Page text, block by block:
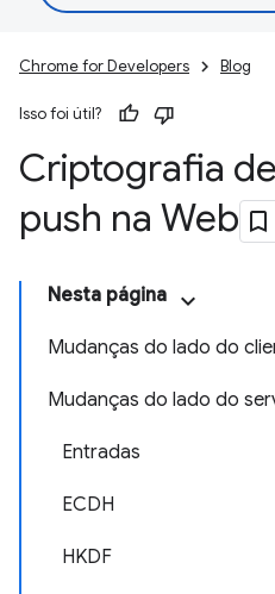
Chrome for Developers Blog
Isso foi útil?
Criptografia
push na Web
Nesta página
Mudanças do lado do
Mudanças do lado do
Entradas
ECDH
HKDF